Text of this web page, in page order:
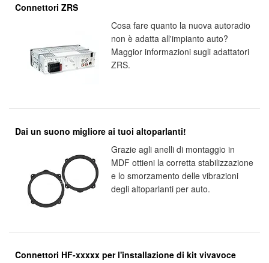
Connettori ZRS
Cosa fare quanto la nuova autoradio
non è adatta all'impianto auto?
Maggior informazioni sugli adattatori
ZRS.
Dai un suono migliore ai tuoi altoparlanti!
Grazie agli anelli di montaggio in
MDF ottieni la corretta stabilizzazione
e lo smorzamento delle vibrazioni
degli altoparlanti per auto.
Connettori HF-xxxxx per l'installazione di kit vivavoce